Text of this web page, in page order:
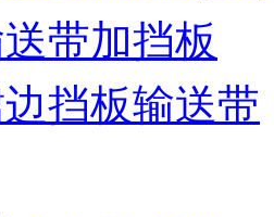
带加挡板
挡板输送带